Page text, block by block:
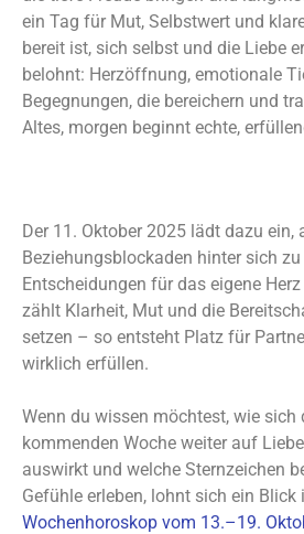
ein Tag für Mut, Selbstwert und
bereit ist, sich selbst und die Liebe
belohnt: Herzöffnung, emotionale
Begegnungen, die bereichern und
Altes, morgen beginnt echte,
Der 11. Oktober 2025 lädt dazu ein,
Beziehungsblockaden hinter sich
Entscheidungen für das eigene
zählt Klarheit, Mut und die
setzen – so entsteht Platz für
wirklich erfüllen.
Wenn du wissen möchtest, wie sich
kommenden Woche weiter auf
auswirkt und welche Sternzeichen
Gefühle erleben, lohnt sich ein Blick
Wochenhoroskop vom 13.–19.